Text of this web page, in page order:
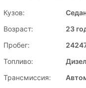
Кузов:
Возраст:
23
Пробег:
Топливо:
Трансмиссия: